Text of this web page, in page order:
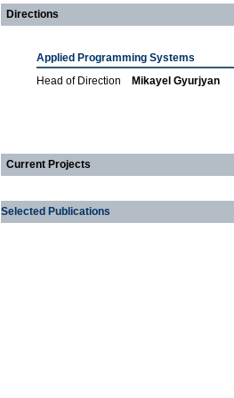
Directions
Applied Programming Systems
Head of Direction
Mikayel Gyurjyan
Current Projects
Selected Publications